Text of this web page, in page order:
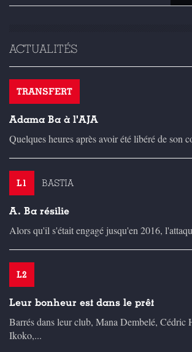
ACTUALITÉS
TRANSFERT
Adama Ba à l'AJA
Quelques heures après avoir été libéré de son
L1 BASTIA
A. Ba résilie
Alors qu'il s'était engagé jusqu'en 2016,
L2
Leur bonheur est dans le prêt
Barrés dans leur club, Mana Dembelé, Cédric
Ikoko,...